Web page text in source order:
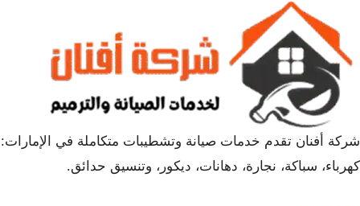
شركة أفنان تقدم خدمات صيانة وتشطيبات متكاملة في الإمارات:
كهرباء، سباكة، نجارة، دهانات، ديكور، وتنسيق حدائق.